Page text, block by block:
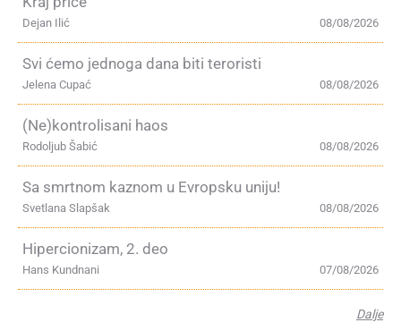
08/08/2026
Dejan Ilić
Svi ćemo jednoga dana biti teroristi
08/08/2026
Jelena Cupać
(Ne)kontrolisani haos
08/08/2026
Rodoljub Šabić
Sa smrtnom kaznom u Evropsku uniju!
08/08/2026
Svetlana Slapšak
Hipercionizam, 2. deo
07/08/2026
Hans Kundnani
Dalje